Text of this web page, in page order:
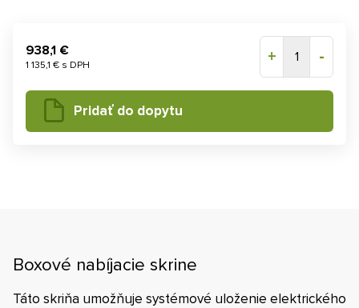
938,1 €
1 135,1 € s DPH + 1 -
Pridať do dopytu
Boxové nabíjacie skrine
Táto skriňa umožňuje systémové uloženie elektrického